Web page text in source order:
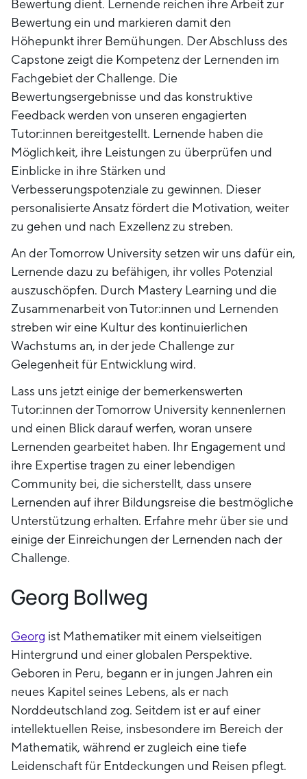
Bewertung dient. Lernende reichen ihre Arbeit zur
Bewertung ein und markieren damit den
Höhepunkt ihrer Bemühungen. Der Abschluss des
Capstone zeigt die Kompetenz der Lernenden im
Fachgebiet der Challenge. Die
Bewertungsergebnisse und das konstruktive
Feedback werden von unseren engagierten
Tutor:innen bereitgestellt. Lernende haben die
Möglichkeit, ihre Leistungen zu überprüfen und
Einblicke in ihre Stärken und
Verbesserungspotenziale zu gewinnen. Dieser
personalisierte Ansatz fördert die Motivation, weiter
zu gehen und nach Exzellenz zu streben.
An der Tomorrow University setzen wir uns dafür ein,
Lernende dazu zu befähigen, ihr volles Potenzial
auszuschöpfen. Durch Mastery Learning und die
Zusammenarbeit von Tutor:innen und Lernenden
streben wir eine Kultur des kontinuierlichen
Wachstums an, in der jede Challenge zur
Gelegenheit für Entwicklung wird.
Lass uns jetzt einige der bemerkenswerten
Tutor:innen der Tomorrow University kennenlernen
und einen Blick darauf werfen, woran unsere
Lernenden gearbeitet haben. Ihr Engagement und
ihre Expertise tragen zu einer lebendigen
Community bei, die sicherstellt, dass unsere
Lernenden auf ihrer Bildungsreise die bestmögliche
Unterstützung erhalten. Erfahre mehr über sie und
einige der Einreichungen der Lernenden nach der
Challenge.
Georg Bollweg
Georg ist Mathematiker mit einem vielseitigen
Hintergrund und einer globalen Perspektive.
Geboren in Peru, begann er in jungen Jahren ein
neues Kapitel seines Lebens, als er nach
Norddeutschland zog. Seitdem ist er auf einer
intellektuellen Reise, insbesondere im Bereich der
Mathematik, während er zugleich eine tiefe
Leidenschaft für Entdeckungen und Reisen pflegt.